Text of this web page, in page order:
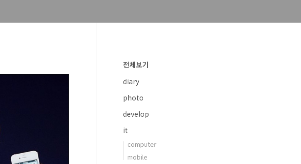
전체보기
diary
photo
develop
it
computer
mobile